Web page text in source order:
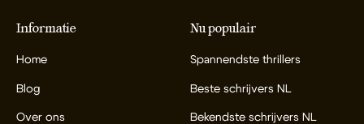
Informatie
Home
Blog
Over ons
Nu populair
Spannendste thrillers
Beste schrijvers NL
Bekendste schrijvers NL